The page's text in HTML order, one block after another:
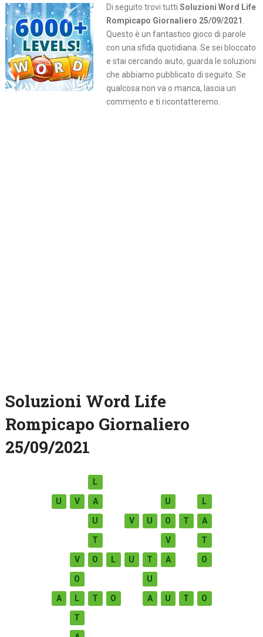
Di seguito trovi tutti Soluzioni Word Life
Rompicapo Giornaliero 25/09/2021 .
Questo è un fantastico gioco di parole
con una sfida quotidiana. Se sei bloccato
e stai cercando aiuto, guarda le soluzioni
che abbiamo pubblicato di seguito. Se
qualcosa non va o manca, lascia un
commento e ti ricontatteremo.
Soluzioni Word Life
Rompicapo Giornaliero
25/09/2021
L
U V A U L
U V U O T A
T V T
V O L U T A O
O U
A L T O A U T O
T